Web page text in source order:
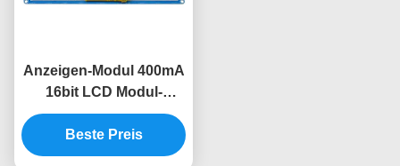
Anzeigen-Modul 400mA
16bit LCD Modul-
intelligenter Bildschirm
7 Zoll Tft Lcd
Beste Preis